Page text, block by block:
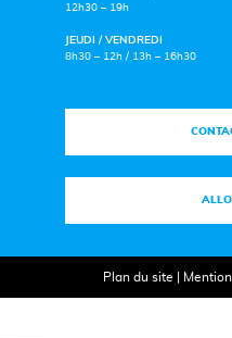
12h30 – 19h
JEUDI / VENDREDI
8h30 – 12h / 13h – 16h30
ALLO
Plan du site